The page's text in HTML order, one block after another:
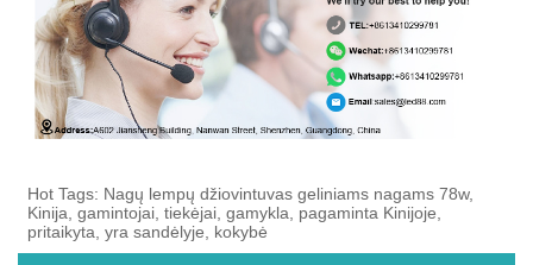
Hot Tags: Nagų lempų džiovintuvas geliniams nagams 78w,
Kinija, gamintojai, tiekėjai, gamykla, pagaminta Kinijoje,
pritaikyta, yra sandėlyje, kokybė